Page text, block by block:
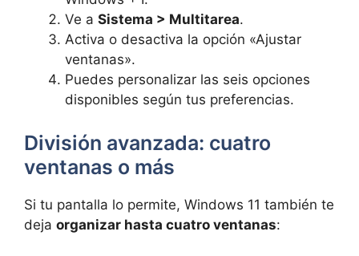
Ve a Sistema > Multitarea.
Activa o desactiva la opción «Ajustar
ventanas».
Puedes personalizar las seis opciones
disponibles según tus preferencias.
División avanzada: cuatro
ventanas o más
Si tu pantalla lo permite, Windows 11 también te
deja organizar hasta cuatro ventanas: